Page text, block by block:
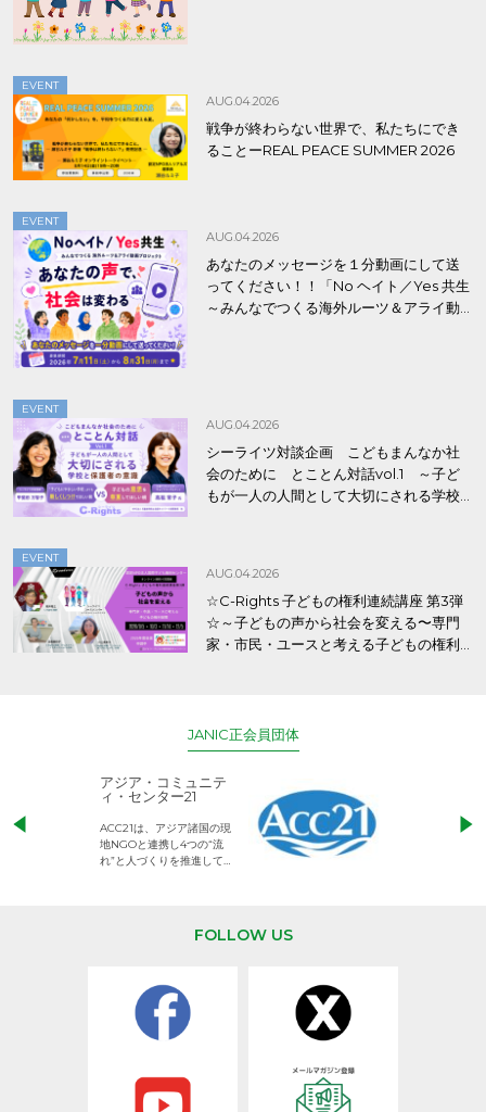
EVENT
AUG.04.2026
戦争が終わらない世界で、私たちにでき
ることーREAL PEACE SUMMER 2026
EVENT
AUG.04.2026
あなたのメッセージを１分動画にして送
ってください！！「No ヘイト／Yes 共生
～みんなでつくる海外ルーツ＆アライ動
EVENT
AUG.04.2026
シーライツ対談企画 こどもまんなか社
会のために とことん対話vol.1 ～子ど
もが一人の人間として大切にされる学校
EVENT
AUG.04.2026
☆C-Rights 子どもの権利連続講座 第3弾
☆～子どもの声から社会を変える〜専門
家・市民・ユースと考える子どもの権利
JANIC正会員団体
アジア・コミュニテ
ィ・センター21
ACC21は、アジア諸国の現
地NGOと連携し4つの“流
れ”と人づくりを推進してい
児童労働のない
権利が守られた
FOLLOW US